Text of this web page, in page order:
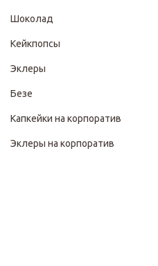
Шоколад
Кейкпопсы
Эклеры
Безе
Капкейки на корпоратив
Эклеры на корпоратив